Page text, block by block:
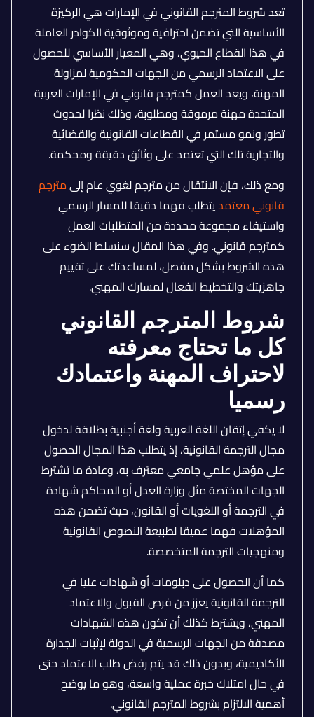
تعد شروط المترجم القانوني في الإمارات هي الركيزة
الأساسية التي تضمن احترافية وموثوقية الكوادر العاملة
في هذا القطاع الحيوي، وهي المعيار الأساسي للحصول
على الاعتماد الرسمي من الجهات الحكومية لمزاولة
المهنة، ويعد العمل كمترجم قانوني في الإمارات العربية
المتحدة مهنة مرموقة ومطلوبة، وذلك نظرا لحدوث
تطور ونمو مستمر في القطاعات القانونية والقضائية
والتجارية تلك التي تعتمد على وثائق دقيقة ومحكمة.
ومع ذلك، فإن الانتقال من مترجم لغوي عام إلىمترجم
قانوني معتمديتطلب فهما دقيقا للمسار الرسمي
واستيفاء مجموعة محددة من المتطلبات العمل
كمترجم قانوني. وفي هذا المقال سنسلط الضوء على
هذه الشروط بشكل مفصل، لمساعدتك على تقييم
جاهزيتك والتخطيط الفعال لمسارك المهني.
شروط المترجم القانوني
كل ما تحتاج معرفته
لاحتراف المهنة واعتمادك
رسميا
لا يكفي إتقان اللغة العربية ولغة أجنبية بطلاقة لدخول
مجال الترجمة القانونية، إذ يتطلب هذا المجال الحصول
على مؤهل علمي جامعي معترف به، وعادة ما تشترط
الجهات المختصة مثل وزارة العدل أو المحاكم شهادة
في الترجمة أو اللغويات أو القانون، حيث تضمن هذه
المؤهلات فهما عميقا لطبيعة النصوص القانونية
ومنهجيات الترجمة المتخصصة.
كما أن الحصول على دبلومات أو شهادات عليا في
الترجمة القانونية يعزز من فرص القبول والاعتماد
المهني، ويشترط كذلك أن تكون هذه الشهادات
مصدقة من الجهات الرسمية في الدولة لإثبات الجدارة
الأكاديمية، وبدون ذلك قد يتم رفض طلب الاعتماد حتى
في حال امتلاك خبرة عملية واسعة، وهو ما يوضح
أهمية الالتزام بشروط المترجم القانوني.